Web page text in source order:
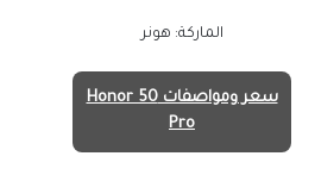
الماركة: هونر
سعر ومواصفات Honor 50
Pro